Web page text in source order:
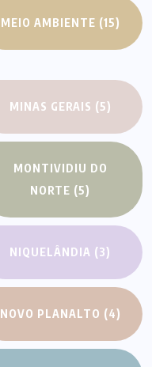
MEIO AMBIENTE (15)
MINAS GERAIS (5)
MONTIVIDIU DO
NORTE (5)
NIQUELÂNDIA (3)
NOVO PLANALTO (4)